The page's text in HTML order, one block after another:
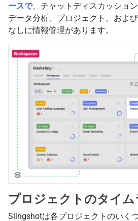
ースで、チャットディスカッショ
データ分析、プロジェクト、およ
なしに情報管理があります。
プロジェクトのタイム
Slingshotは各プロジェクトのいく